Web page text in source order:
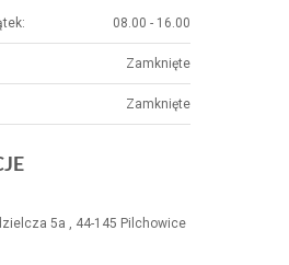
08.00 - 16.00
Zamknięte
Zamknięte
5a , 44-145 Pilchowice